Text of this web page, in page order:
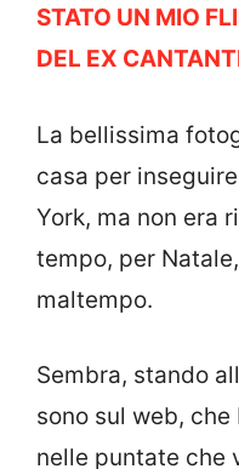
STATO UN MIO
DEL EX
La bellissima
casa per
York, ma non era
tempo, per
maltempo.
Sembra, stando
sono sul web,
nelle puntate che